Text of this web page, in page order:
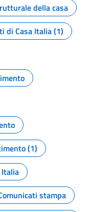
della casa
di Casa Italia (1)
(1)
Italia
stampa